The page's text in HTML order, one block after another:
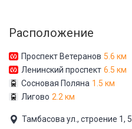
Расположение
Проспект Ветеранов 5.6 км
Ленинский проспект 6.5 км
Сосновая Поляна 1.5 км
Лигово 2.2 км
Тамбасова ул., строение 1, 5